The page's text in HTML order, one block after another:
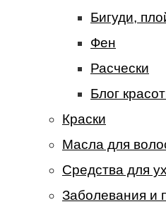
Бигуди,
Фен
Расчески
Блог
Краски
Масла для
Средства для
Заболевания и